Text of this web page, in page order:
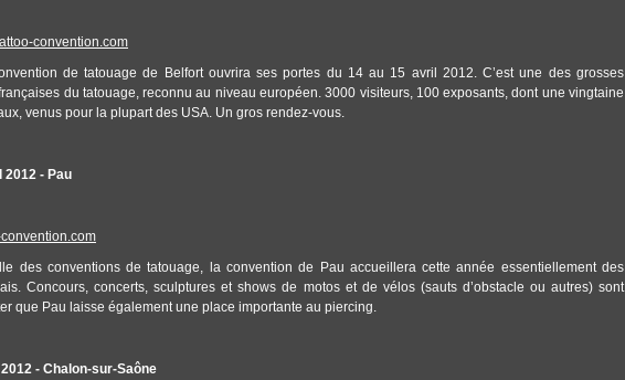
convention.com
de tatouage de Belfort ouvrira ses portes du 14 au 15 avril 2012. C’est une des grosses
du tatouage, reconnu au niveau européen. 3000 visiteurs, 100 exposants, dont une vingtaine
venus pour la plupart des USA. Un gros rendez-vous.
2012 - Pau
des conventions de tatouage, la convention de Pau accueillera cette année essentiellement des
Concours, concerts, sculptures et shows de motos et de vélos (sauts d’obstacle ou autres) sont
que Pau laisse également une place importante au piercing.
- Chalon-sur-Saône